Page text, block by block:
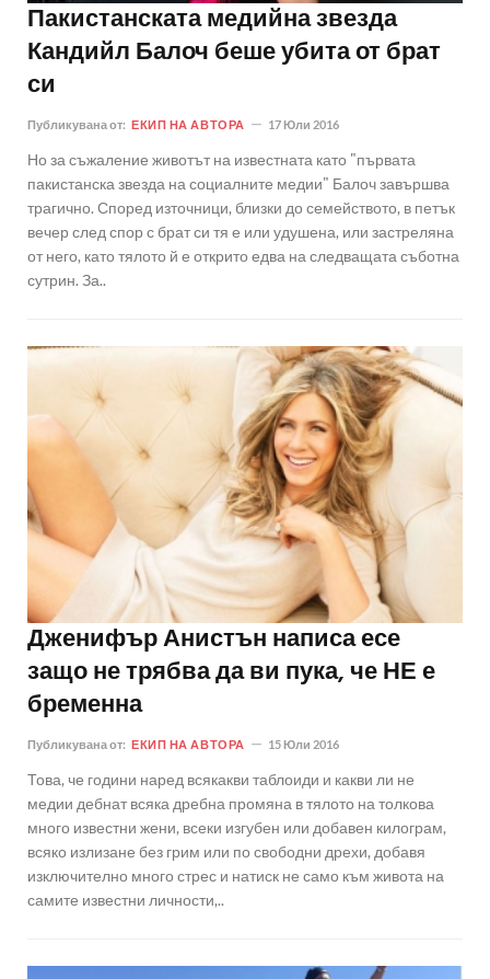
Пакистанската медийна звезда
Кандийл Балоч беше убита от брат
си
Публикувана от: ЕКИП НА АВТОРА 17 Юли 2016
Но за съжаление животът на известната като "първата
пакистанска звезда на социалните медии" Балоч завършва
трагично. Според източници, близки до семейството, в петък
вечер след спор с брат си тя е или удушена, или застреляна
от него, като тялото й е открито едва на следващата съботна
сутрин. За..
Дженифър Анистън написа есе
защо не трябва да ви пука, че НЕ е
бременна
Публикувана от: ЕКИП НА АВТОРА 15 Юли 2016
Това, че години наред всякакви таблоиди и какви ли не
медии дебнат всяка дребна промяна в тялото на толкова
много известни жени, всеки изгубен или добавен килограм,
всяко излизане без грим или по свободни дрехи, добавя
изключително много стрес и натиск не само към живота на
самите известни личности,..